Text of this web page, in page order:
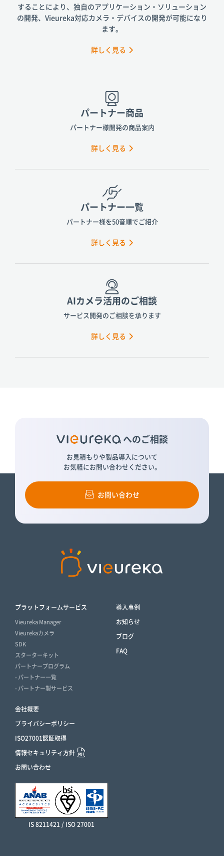
することにより、 独自のアプリケーション・ソリューション
の開発、 Vieureka対応カメラ・デバイスの開発が可能になり
ます。
詳しく見る
パートナー商品
パートナー様開発の商品案内
詳しく見る
パートナー一覧
パートナー様を50音順でご紹介
詳しく見る
AIカメラ活用のご相談
サービス開発のご相談を承ります
詳しく見る
へのご相談
お見積もりや製品導入について
お気軽にお問い合わせください。
お問い合わせ
プラットフォームサービス
Vieureka Manager
Vieurekaカメラ
SDK
スターターキット
パートナープログラム
- パートナー一覧
- パートナー製サービス
導入事例
お知らせ
ブログ
FAQ
会社概要
プライバシーポリシー
ISO27001認証取得
情報セキュリティ方針
お問い合わせ
IS 8211421 / ISO 27001